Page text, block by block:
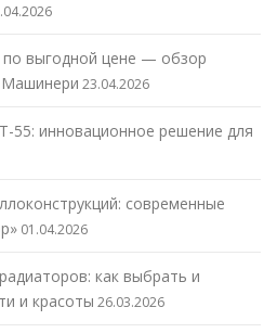
по выгодной цене — обзор
23.04.2026
55: инновационное решение для
современные
01.04.2026
как выбрать и
и красоты 26.03.2026